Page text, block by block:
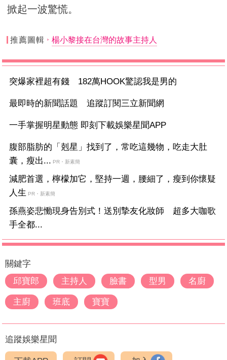
掀起一波驚慌。
推薦圖輯 楊小黎接在台灣的故事主持人
突爆家裡超有錢 182萬HOOK驚認我是男的
最即時的新聞話題 追蹤訂閱三立新聞網
一手掌握明星動態 即刻下載娛樂星聞APP
腹部脂肪的「剋星」找到了，常吃這幾物，吃走大肚
囊，瘦出... PR・新素簡
減肥首選，檸檬加它，堅持一週，腰細了，瘦到你懷疑
人生 PR・新素簡
孫燕姿悲慟現身告別式！送別摯友化妝師 超多大咖歌
手全都...
關鍵字
邱寶郎
主持人 臉書 型男 名廚
主廚 班底 寶寶
追蹤娛樂星聞